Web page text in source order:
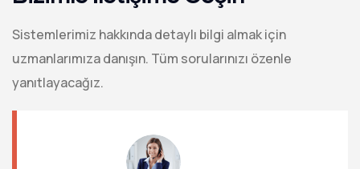
Sistemlerimiz hakkında detaylı bilgi almak için
uzmanlarımıza danışın. Tüm sorularınızı özenle
yanıtlayacağız.